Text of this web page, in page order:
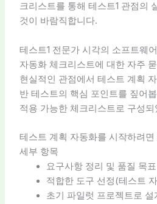
크리스트를 통해 테스트1 관점의
것이 바람직합니다.
테스트1 전문가 시각의 소프트웨
자동화 체크리스트에 대한 자주
현실적인 관점에서 테스트 계획
반 테스트의 핵심 포인트를 짚어
적용 가능한 체크리스트로 구성되
테스트 계획 자동화를 시작하려
세부 항목
요구사항 정리 및 품질 목
적합한 도구 선정(테스트
초기 파일럿 프로젝트로 설